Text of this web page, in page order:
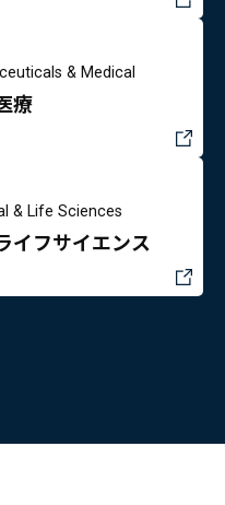
& Medical
療
& Life Sciences
イフサイエンス